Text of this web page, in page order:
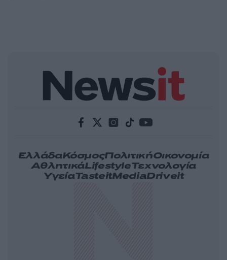
ΕλλάδαΚόσμοςΠολιτικήΟικονομία
ΑθλητικάLifestyleΤεχνολογία
ΥγείαTasteitMediaDriveit